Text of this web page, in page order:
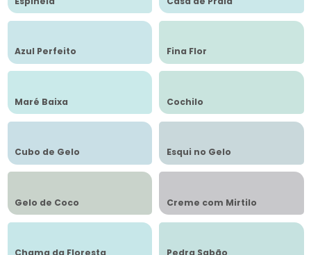
Azul Perfeito Fina Flor
Maré Baixa Cochilo
Cubo de Gelo Esqui no Gelo
Gelo de Coco Creme com Mirtilo